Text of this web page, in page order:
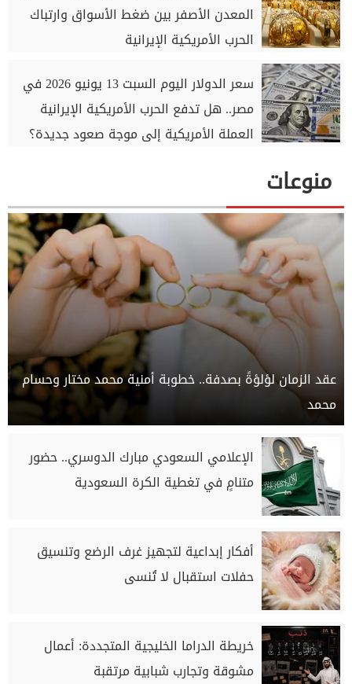
المعدن الأصفر بين ضغط الأسواق وارتباك
الحرب الأمريكية الإيرانية
سعر الدولار اليوم السبت 13 يونيو 2026 في
مصر.. هل تدفع الحرب الأمريكية الإيرانية
العملة الأمريكية إلى موجة صعود جديدة؟
منوعات
عقد الزمان لؤلؤةً بصدفة.. خطوبة أمنية محمد مختار وحسام
محمد
الإعلامي السعودي مبارك الدوسري.. حضور
متنامٍ في تغطية الكرة السعودية
أفكار إبداعية لتجهيز غرف الرضع وتنسيق
حفلات استقبال لا تُنسى
خريطة الدراما الخليجية المتجددة: أعمال
مشوقة وتجارب شبابية مرتقبة